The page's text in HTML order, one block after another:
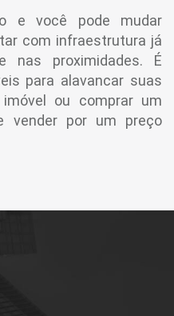
e você pode mudar
com infraestrutura já
nas proximidades. É
para alavancar suas
ou comprar um
vender por um preço